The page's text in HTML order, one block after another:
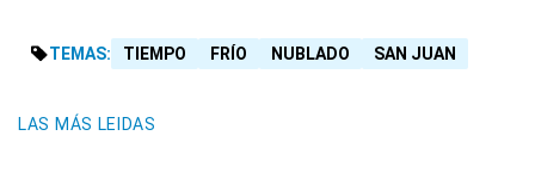
TEMAS: TIEMPO FRÍO NUBLADO SAN JUAN
LAS MÁS LEIDAS